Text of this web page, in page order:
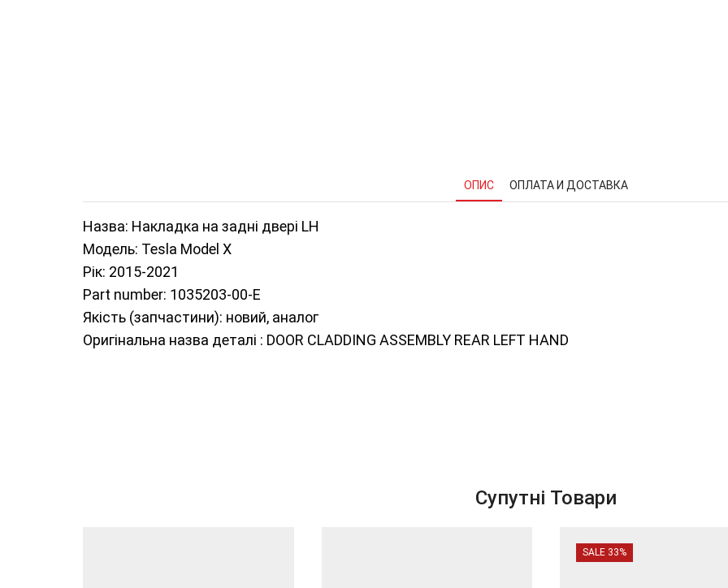
ОПИС ОПЛАТА И ДОСТАВКА
Назва: Накладка на задні двері LH
Модель: Tesla Model Х
Рік: 2015-2021
Part number: 1035203-00-E
Якість (запчастини): новий, аналог
Оригінальна назва деталі : DOOR CLADDING ASSEMBLY REAR LEFT HAND
Супутні Товари
SALE 33%